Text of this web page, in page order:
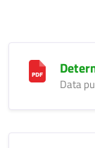
Data